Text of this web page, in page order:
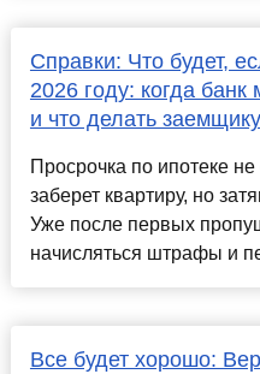
Справки: Что будет,
2026 году: когда банк
и что делать заемщику
Просрочка по ипотеке не
заберет квартиру, но
Уже после первых
начисляться штрафы и
Все будет хорошо: